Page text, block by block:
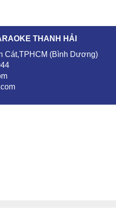
THANH HẢI
Cát,TPHCM (Bình Dương)